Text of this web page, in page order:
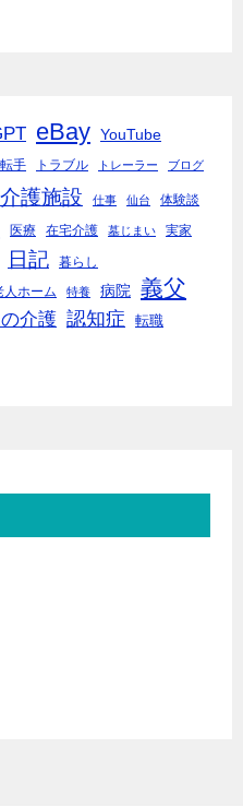
eBay YouTube
手 トラブル トレーラー ブログ
介護施設 仕事 仙台 体験談
医療 在宅介護 墓じまい 実家
日記 暮らし
人ホーム 特養 病院 義父
介護 認知症 転職